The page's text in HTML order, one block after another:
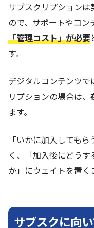
サブスクリプション
ので、サポートやコ
「管理コスト」が必要
す。
デジタルコンテンツ
リプションの場合は、
ます。
「いかに加入しても
く、「加入後にどう
か」にウェイトを置く
サブスクに向